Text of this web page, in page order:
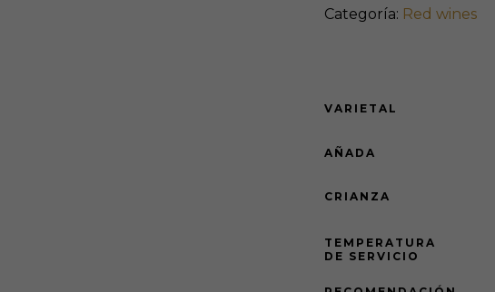
Categoría: Red wines
VARIETAL
AÑADA
CRIANZA
TEMPERATURA
DE SERVICIO